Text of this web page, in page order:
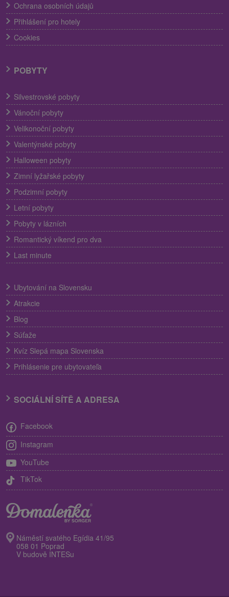
Ochrana osobních údajů
Přihlášení pro hotely
Cookies
POBYTY
Silvestrovské pobyty
Vánoční pobyty
Velikonoční pobyty
Valentýnské pobyty
Halloween pobyty
Zimní lyžařské pobyty
Podzimní pobyty
Letní pobyty
Pobyty v lázních
Romantický víkend pro dva
Last minute
Ubytování na Slovensku
Atrakcie
Blog
Súťaže
Kvíz Slepá mapa Slovenska
Prihlásenie pre ubytovateľa
SOCIÁLNÍ SÍTĚ A ADRESA
Facebook
Instagram
YouTube
TikTok
Náměstí svatého Egídia 41/95
058 01 Poprad
V budově INTESu